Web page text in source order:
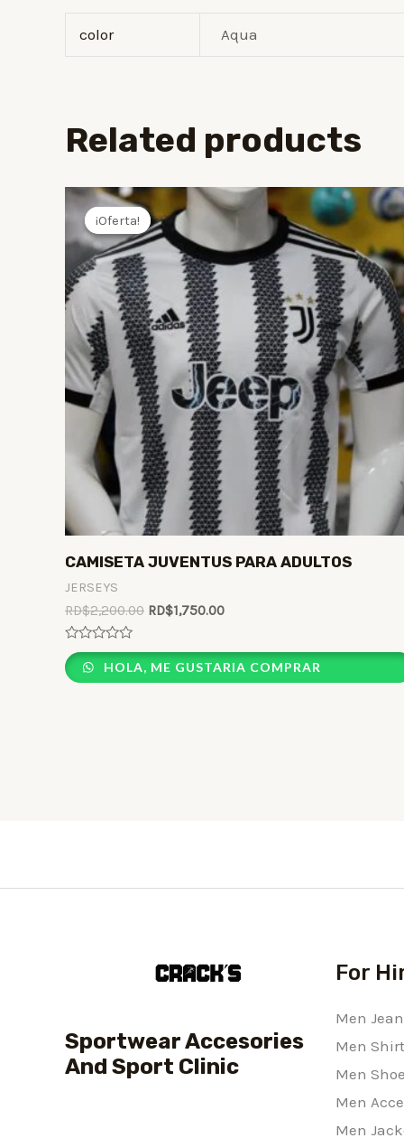
color Aqua
Related products
¡Oferta!
¡Oferta!
CAMISETA JUVENTUS PARA ADULTOS
JERSEYS
RD$2,200.00 RD$1,750.00
Rated
0
out
HOLA, ME GUSTARIA COMPRAR
Sportwear Accesories
And Sport Clinic
For
Men
Men
Men
Men
Men